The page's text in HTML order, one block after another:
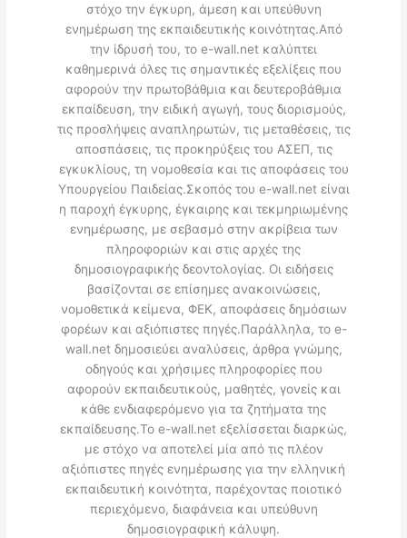
στόχο την έγκυρη, άμεση και υπεύθυνη
ενημέρωση της εκπαιδευτικής κοινότητας.Από
την ίδρυσή του, το e-wall.net καλύπτει
καθημερινά όλες τις σημαντικές εξελίξεις που
αφορούν την πρωτοβάθμια και δευτεροβάθμια
εκπαίδευση, την ειδική αγωγή, τους διορισμούς,
τις προσλήψεις αναπληρωτών, τις μεταθέσεις, τις
αποσπάσεις, τις προκηρύξεις του ΑΣΕΠ, τις
εγκυκλίους, τη νομοθεσία και τις αποφάσεις του
Υπουργείου Παιδείας.Σκοπός του e-wall.net είναι
η παροχή έγκυρης, έγκαιρης και τεκμηριωμένης
ενημέρωσης, με σεβασμό στην ακρίβεια των
πληροφοριών και στις αρχές της
δημοσιογραφικής δεοντολογίας. Οι ειδήσεις
βασίζονται σε επίσημες ανακοινώσεις,
νομοθετικά κείμενα, ΦΕΚ, αποφάσεις δημόσιων
φορέων και αξιόπιστες πηγές.Παράλληλα, το e-
wall.net δημοσιεύει αναλύσεις, άρθρα γνώμης,
οδηγούς και χρήσιμες πληροφορίες που
αφορούν εκπαιδευτικούς, μαθητές, γονείς και
κάθε ενδιαφερόμενο για τα ζητήματα της
εκπαίδευσης.Το e-wall.net εξελίσσεται διαρκώς,
με στόχο να αποτελεί μία από τις πλέον
αξιόπιστες πηγές ενημέρωσης για την ελληνική
εκπαιδευτική κοινότητα, παρέχοντας ποιοτικό
περιεχόμενο, διαφάνεια και υπεύθυνη
δημοσιογραφική κάλυψη.